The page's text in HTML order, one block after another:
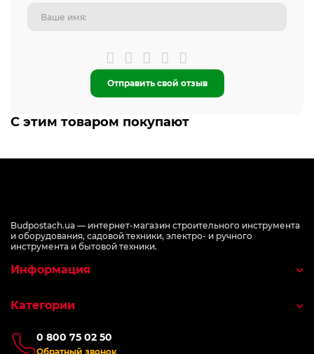
Отправить свой отзыв
С этим товаром покупают
Budpostach.ua — интернет-магазин строительного инструмента
и оборудования, садовой техники, электро- и ручного
инструмента и бытовой техники.
0 800 75 02 50
Обратный звонок
Информация
Категории